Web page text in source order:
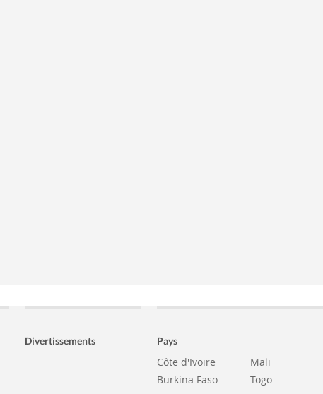
Divertissements Pays
Côte d'Ivoire
Burkina Faso
Mali
Togo